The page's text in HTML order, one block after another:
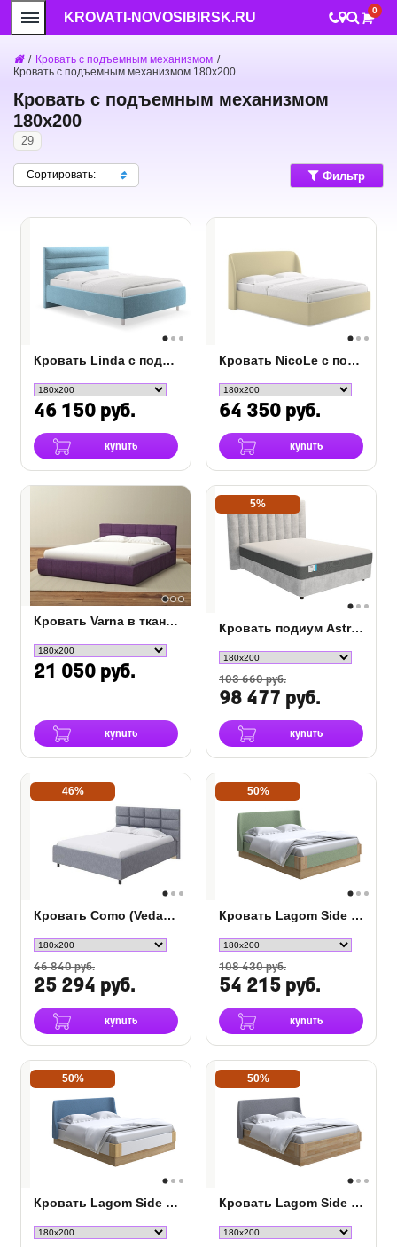
KROVATI-NOVOSIBIRSK.RU 0
/ Кровать с подъемным механизмом /
Кровать с подъемным механизмом 180х200
Кровать с подъемным механизмом
180х200
29
Сортировать: Фильтр
Кровать Linda с подъемным механизмом
46 150 руб.
купить
Кровать NicoLe c подъемным механизмом
64 350 руб.
купить
Кровать Varna в ткани c ПМ
21 050 руб.
купить
5%
Кровать подиум Astra с основанием Raibox
103 660 руб.
98 477 руб.
купить
46%
Кровать Como (Veda) 8 ткань
46 840 руб.
25 294 руб.
купить
50%
Кровать Lagom Side Soft с подъемным механизмом
108 430 руб.
54 215 руб.
купить
50%
Кровать Lagom Side Chips с подъемным механизмом
50%
Кровать Lagom Side Wood с подъемным механизмом